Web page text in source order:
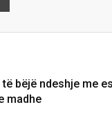
bëjë ndeshje me
madhe